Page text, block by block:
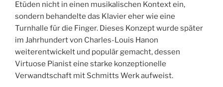
Etüden nicht in einen musikalischen Kontext ein,
sondern behandelte das Klavier eher wie eine
Turnhalle für die Finger. Dieses Konzept wurde später
im Jahrhundert von Charles-Louis Hanon
weiterentwickelt und populär gemacht, dessen
Virtuose Pianist eine starke konzeptionelle
Verwandtschaft mit Schmitts Werk aufweist.